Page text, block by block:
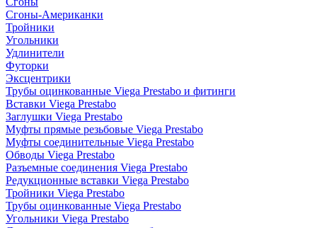
Сгоны-Американки
Тройники
Угольники
Удлинители
Футорки
Эксцентрики
Трубы оцинкованные Viega Prestabo и фитинги
Вставки Viega Prestabo
Заглушки Viega Prestabo
Муфты прямые резьбовые Viega Prestabo
Муфты соединительные Viega Prestabo
Обводы Viega Prestabo
Разъемные соединения Viega Prestabo
Редукционные вставки Viega Prestabo
Тройники Viega Prestabo
Трубы оцинкованные Viega Prestabo
Угольники Viega Prestabo